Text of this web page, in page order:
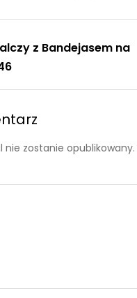
z Bandejasem na
nie zostanie opublikowany.